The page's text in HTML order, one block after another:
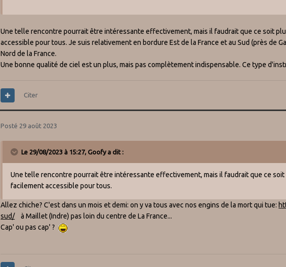
Une telle rencontre pourrait être intéressante effectivement, mais il faudrait que ce soit
accessible pour tous. Je suis relativement en bordure Est de la France et au Sud (près de
Nord de la France.
Une bonne qualité de ciel est un plus, mais pas complètement indispensable. Ce type
Citer
Posté 29 août 2023
Le 29/08/2023 à 15:27,Goofya dit :
Une telle rencontre pourrait être intéressante effectivement, mais il faudrait que ce
facilement accessible pour tous.
Allez chiche? C'est dans un mois et demi: on y va tous avec nos engins de la mort qui tue:
sud/à Maillet (Indre) pas loin du centre de La France...
Cap' ou pas cap' ?